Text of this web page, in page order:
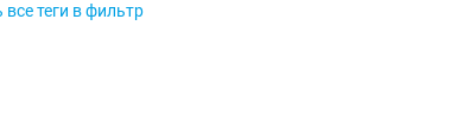
теги в фильтр